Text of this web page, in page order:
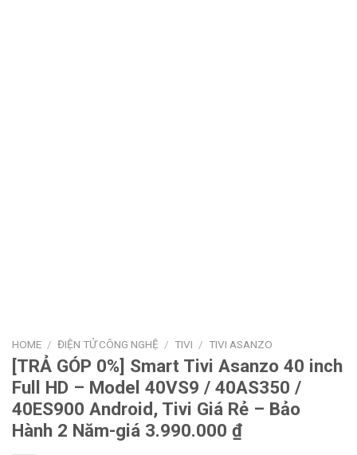
HOME / ĐIỆN TỬ CÔNG NGHỆ / TIVI / TIVI ASANZO
[TRẢ GÓP 0%] Smart Tivi Asanzo 40 inch
Full HD – Model 40VS9 / 40AS350 /
40ES900 Android, Tivi Giá Rẻ – Bảo
Hành 2 Năm-giá 3.990.000 ₫